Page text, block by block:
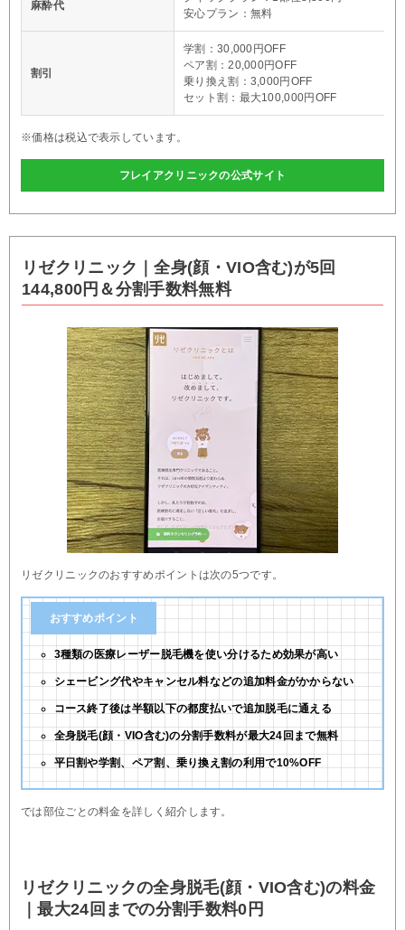
麻酔代
安心プラン：無料
割引
学割：30,000円OFF
ペア割：20,000円OFF
乗り換え割：3,000円OFF
セット割：最大100,000円OFF
※価格は税込で表示しています。
フレイアクリニックの公式サイト
リゼクリニック｜全身(顔・VIO含む)が5回
144,800円＆分割手数料無料
リゼクリニックのおすすめポイントは次の5つです。
おすすめポイント
3種類の医療レーザー脱毛機を使い分けるため効果が高い
シェービング代やキャンセル料などの追加料金がかからない
コース終了後は半額以下の都度払いで追加脱毛に通える
全身脱毛(顔・VIO含む)の分割手数料が最大24回まで無料
平日割や学割、ペア割、乗り換え割の利用で10%OFF
では部位ごとの料金を詳しく紹介します。
リゼクリニックの全身脱毛(顔・VIO含む)の料金
｜最大24回までの分割手数料0円